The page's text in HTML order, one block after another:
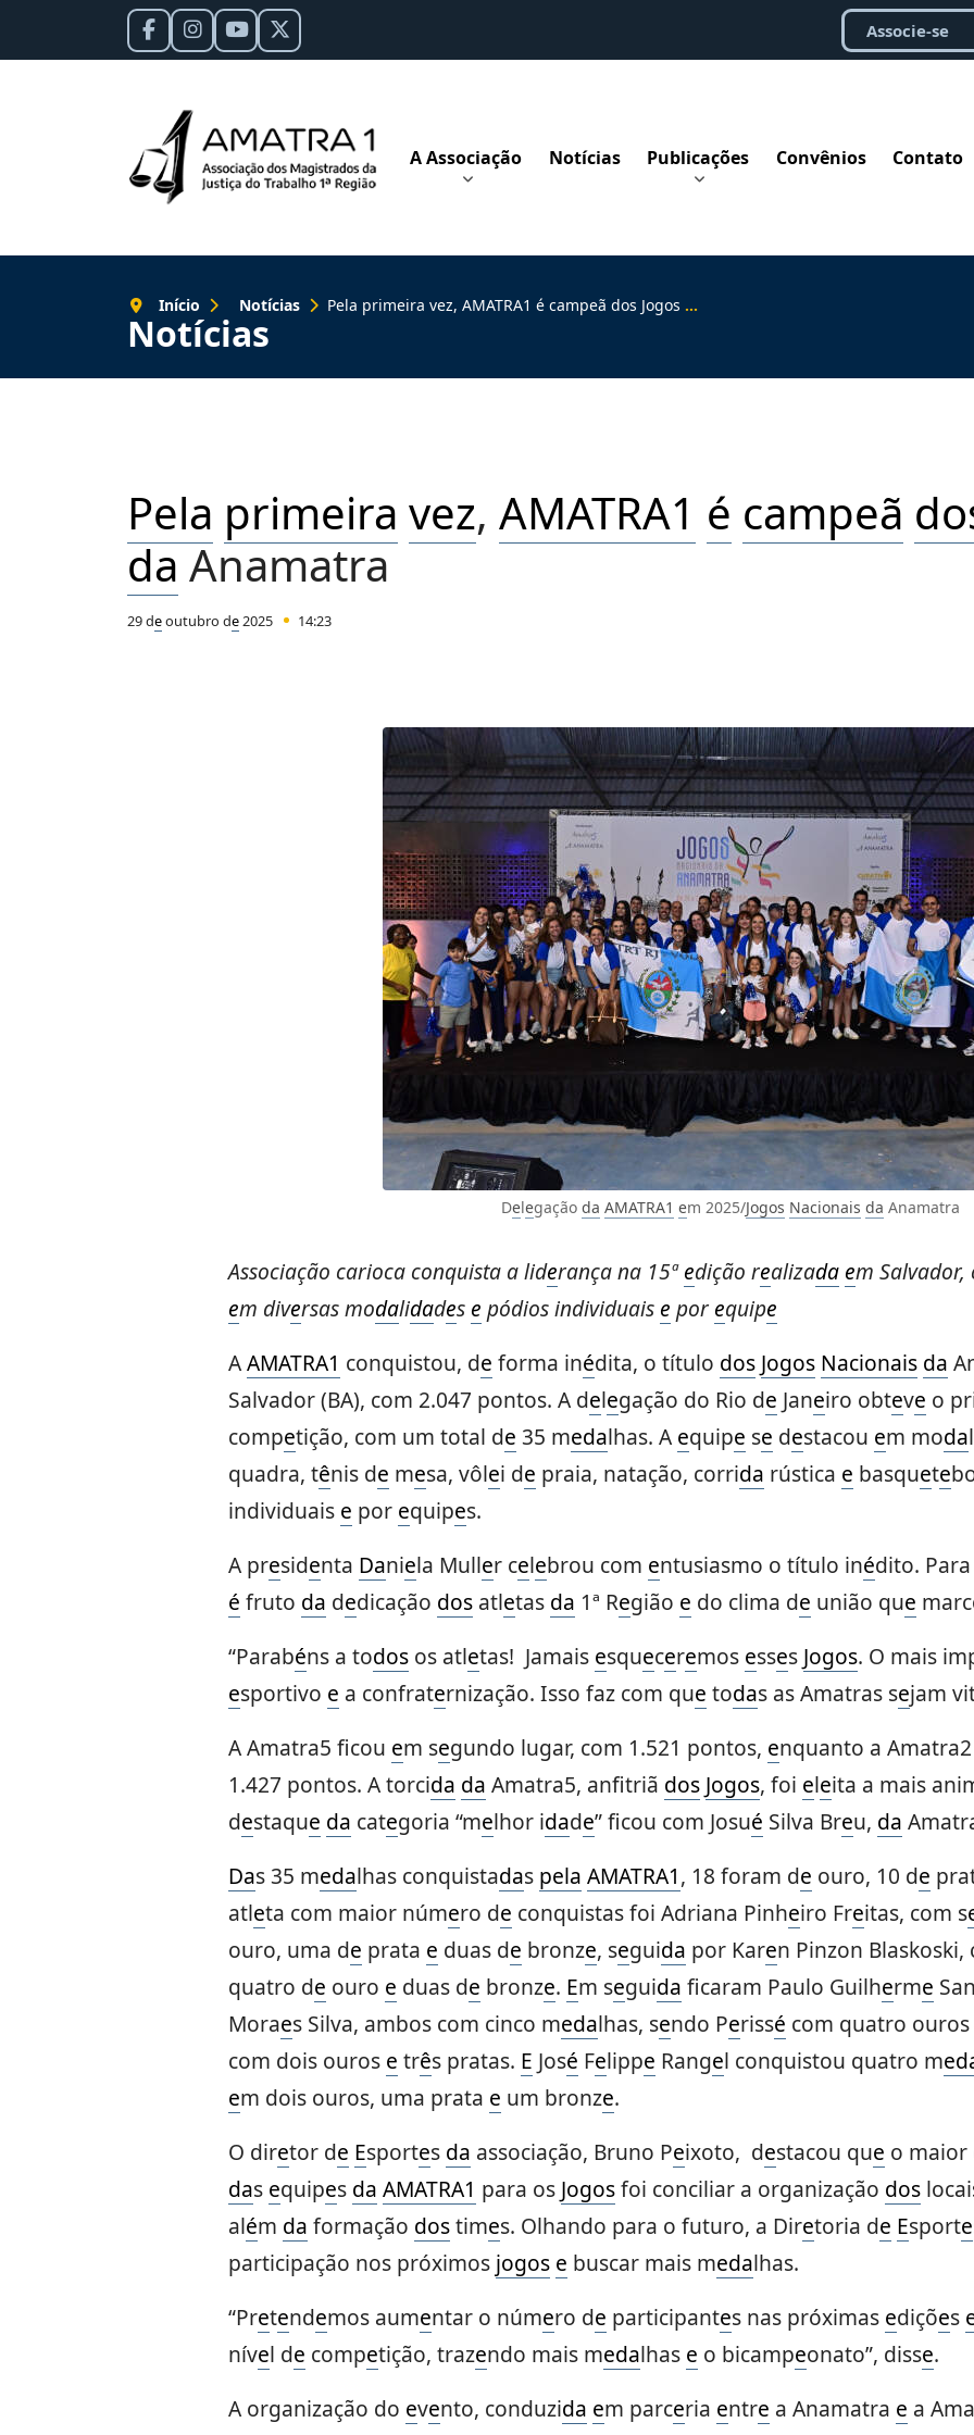
Associe-se
A Associação Notícias Publicações Convênios Contato
Notícias
Início Notícias Pela primeira vez, AMATRA1 é campeã dos Jogos Nacionais da Anamatra
Pela primeira vez, AMATRA1 é campeã
da Anamatra
29 deoutubro de2025 14:23
Delegação da AMATRA1 em 2025/Jogos Nacionais da Anamatra
Associação carioca conquista a liderança na 15ªedição realizada em
em diversas modalidades e pódios individuais e porequipe
AAMATRA1 conquistou, de forma inédita, o título dos Jogos Nacionais da
Salvador (BA), com 2.047 pontos. A delegação do Rio de Janeiro obteve o
competição, com um total de 35 medalhas. A equipe se destacou em moda
quadra, tênis de mesa, vôlei de praia, natação, corrida rústica e basquete
individuais e por equipes.
A presidenta Daniela Muller celebrou com entusiasmo o título inédito. Para
é fruto da dedicação dosatletas da 1ª Região e do clima de união que
“Parabéns a todosos atletas! Jamais esqueceremos esses Jogos. O mais
esportivo e a confraternização. Isso faz com que todas as Amatras sejam
A Amatra5 ficou em segundo lugar, com 1.521 pontos, enquanto a
1.427 pontos. A torcida da Amatra5, anfitriã dos Jogos, foi eleita a mais
destaque da categoria “melhor idade” ficou com Josué Silva Breu, da
Das 35 medalhas conquistadas pela AMATRA1, 18 foram de ouro, 10 de
atleta com maior número de conquistas foi Adriana Pinheiro Freitas, com s
ouro, uma de prata e duas de bronze, seguida por Karen Pinzon Blaskoski,
quatro de ouro e duas de bronze. Em seguida ficaram Paulo Guilherme
Moraes Silva, ambos com cinco medalhas, sendo Perissé com quatro ouros
com dois ouros e três pratas. E José Felippe Rangel conquistou quatro me
em dois ouros, uma prata e um bronze.
O diretor de Esportes da associação, Bruno Peixoto, destacou que o maior
das equipes da AMATRA1 para os Jogosfoi conciliar a organização dos
além da formação dostimes. Olhando para o futuro, a Diretoria de Esporte
participação nos próximos jogos e buscar mais medalhas.
“Pretendemos aumentar o número de participantes nas próximas edições
nível de competição, trazendo mais medalhas e o bicampeonato”, disse.
A organização do evento, conduzida em parceria entre a Anamatra e a